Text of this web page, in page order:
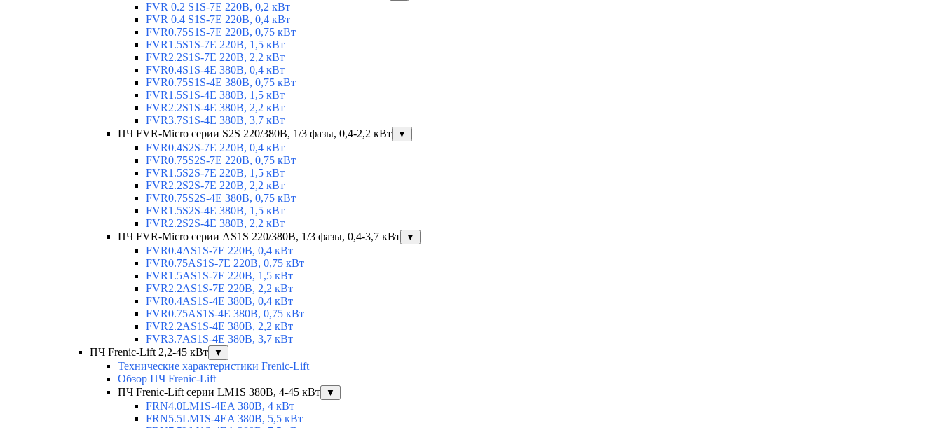
FVR 0.2 S1S-7E 220В, 0,2 кВт
FVR 0.4 S1S-7E 220В, 0,4 кВт
FVR0.75S1S-7E 220В, 0,75 кВт
FVR1.5S1S-7E 220В, 1,5 кВт
FVR2.2S1S-7E 220В, 2,2 кВт
FVR0.4S1S-4E 380В, 0,4 кВт
FVR0.75S1S-4E 380В, 0,75 кВт
FVR1.5S1S-4E 380В, 1,5 кВт
FVR2.2S1S-4E 380В, 2,2 кВт
FVR3.7S1S-4E 380В, 3,7 кВт
ПЧ FVR-Micro серии S2S 220/380В, 1/3 фазы, 0,4-2,2 кВт
▼
FVR0.4S2S-7E 220В, 0,4 кВт
FVR0.75S2S-7E 220В, 0,75 кВт
FVR1.5S2S-7E 220В, 1,5 кВт
FVR2.2S2S-7E 220В, 2,2 кВт
FVR0.75S2S-4E 380В, 0,75 кВт
FVR1.5S2S-4E 380В, 1,5 кВт
FVR2.2S2S-4E 380В, 2,2 кВт
ПЧ FVR-Micro серии AS1S 220/380В, 1/3 фазы, 0,4-3,7 кВт
▼
FVR0.4AS1S-7E 220В, 0,4 кВт
FVR0.75AS1S-7E 220В, 0,75 кВт
FVR1.5AS1S-7E 220В, 1,5 кВт
FVR2.2AS1S-7E 220В, 2,2 кВт
FVR0.4AS1S-4E 380В, 0,4 кВт
FVR0.75AS1S-4E 380В, 0,75 кВт
FVR2.2AS1S-4E 380В, 2,2 кВт
FVR3.7AS1S-4E 380В, 3,7 кВт
ПЧ Frenic-Lift 2,2-45 кВт
▼
Технические характеристики Frenic-Lift
Обзор ПЧ Frenic-Lift
ПЧ Frenic-Lift серии LM1S 380В, 4-45 кВт
▼
FRN4.0LM1S-4EA 380В, 4 кВт
FRN5.5LM1S-4EA 380В, 5,5 кВт